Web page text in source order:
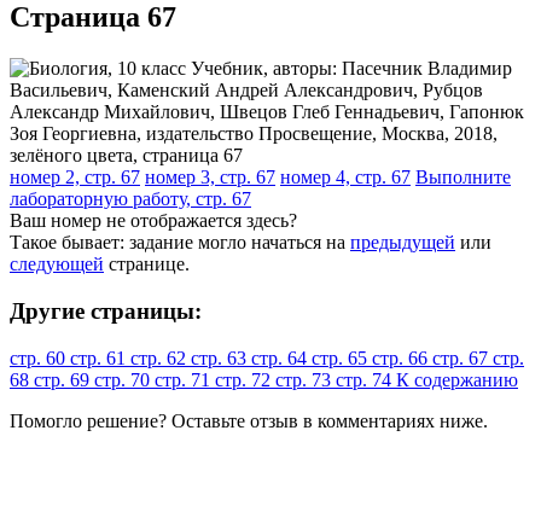
Cтраница 67
номер 2, стр. 67 номер 3, стр. 67 номер 4, стр. 67 Выполните
лабораторную работу, стр. 67
Ваш номер не отображается здесь?
Такое бывает: задание могло начаться на предыдущей или
следующей странице.
Другие страницы:
стр. 60 стр. 61 стр. 62 стр. 63 стр. 64 стр. 65 стр. 66 стр. 67 стр.
68 стр. 69 стр. 70 стр. 71 стр. 72 стр. 73 стр. 74 К содержанию
Помогло решение? Оставьте отзыв в комментариях ниже.